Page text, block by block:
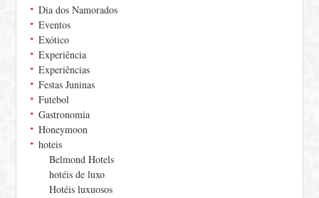
Dia dos Namorados
Eventos
Exótico
Experiência
Experiências
Festas Juninas
Futebol
Gastronomia
Honeymoon
hoteis
Belmond Hotels
hotéis de luxo
Hotéis luxuosos